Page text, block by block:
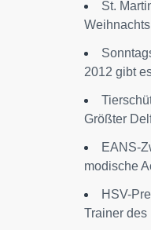
St.
2012 gibt
Größter
EANS-
modische
HSV-
Trainer des